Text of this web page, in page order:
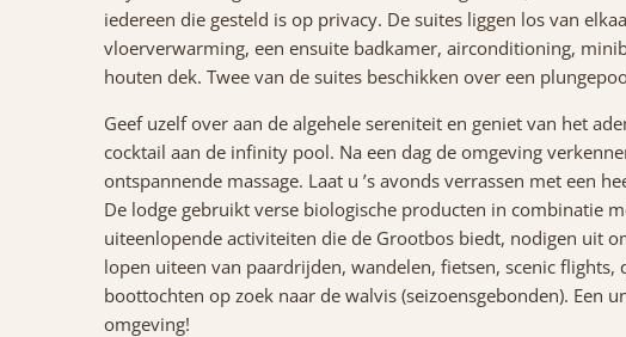
iedereen die gesteld is op privacy. De suites liggen los van
vloerverwarming, een ensuite badkamer, airconditioning,
houten dek. Twee van de suites beschikken over een
Geef uzelf over aan de algehele sereniteit en geniet van het
cocktail aan de infinity pool. Na een dag de omgeving
ontspannende massage. Laat u ’s avonds verrassen met een
De lodge gebruikt verse biologische producten in combinatie
uiteenlopende activiteiten die de Grootbos biedt, nodigen uit
lopen uiteen van paardrijden, wandelen, fietsen, scenic
boottochten op zoek naar de walvis (seizoensgebonden). Een
omgeving!